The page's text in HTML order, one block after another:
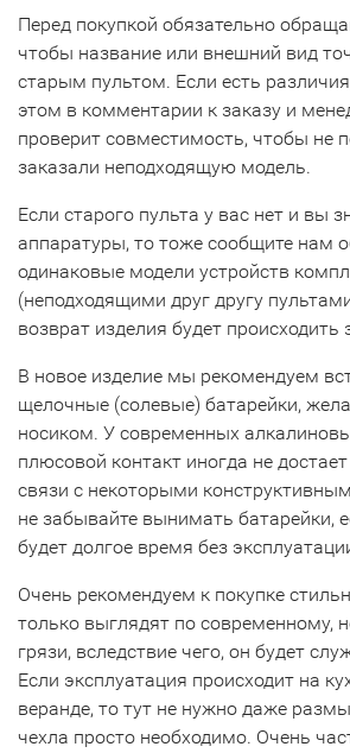
Перед покупкой обязательно
чтобы название или внешний вид
старым пультом. Если есть
этом в комментарии к заказу и
проверит совместимость, чтобы не
заказали неподходящую модель.
Если старого пульта у вас нет и вы
аппаратуры, то тоже сообщите нам
одинаковые модели устройств
(неподходящими друг другу
возврат изделия будет происходить
В новое изделие мы рекомендуем
щелочные (солевые) батарейки,
носиком. У современных
плюсовой контакт иногда не
связи с некоторыми
не забывайте вынимать батарейки,
будет долгое время без
Очень рекомендуем к покупке
только выглядят по современному,
грязи, вследствие чего, он будет
Если эксплуатация происходит на
веранде, то тут не нужно даже
чехла просто необходимо. Очень